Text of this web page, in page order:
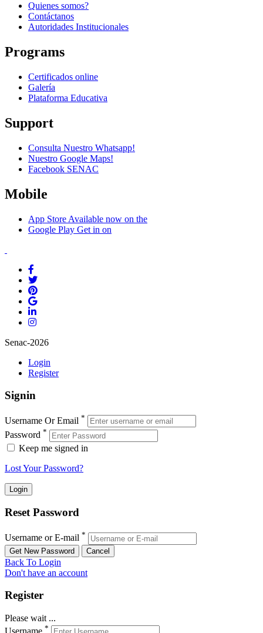
Quienes somos?
Contáctanos
Autoridades Institucionales
Programs
Certificados online
Galería
Plataforma Educativa
Support
Consulta Nuestro Whatsapp!
Nuestro Google Maps!
Facebook SENAC
Mobile
App Store Available now on the
Google Play Get in on
Senac-2026
Login
Register
Signin
Username Or Email *
Password *
Keep me signed in
Lost Your Password?
Reset Password
Username or E-mail *
Back To Login
Don't have an account
Register
Please wait ...
*